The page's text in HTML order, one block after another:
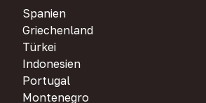
Spanien
Griechenland
Türkei
Indonesien
Portugal
Montenegro